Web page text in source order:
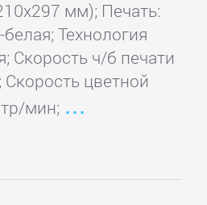
мм); Печать:
Технология
Скорость ч/б печати
цветной
мин;